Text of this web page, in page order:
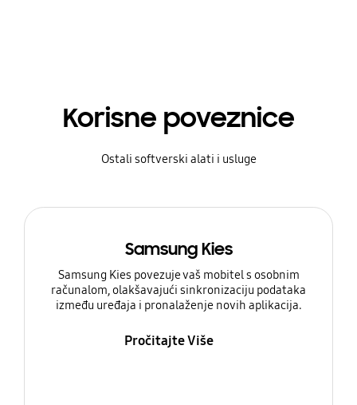
Korisne poveznice
Ostali softverski alati i usluge
Samsung Kies
Samsung Kies povezuje vaš mobitel s osobnim
računalom, olakšavajući sinkronizaciju podataka
između uređaja i pronalaženje novih aplikacija.
Pročitajte Više